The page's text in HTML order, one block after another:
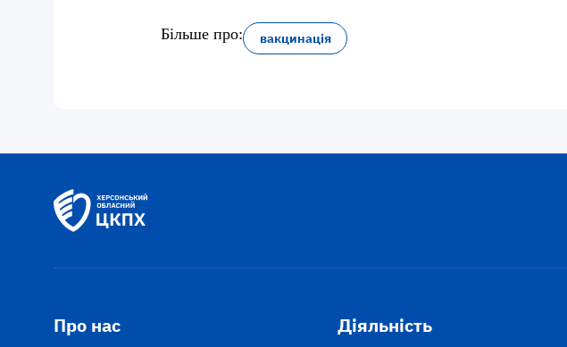
Більше про: вакцинація
Про нас Діяльність